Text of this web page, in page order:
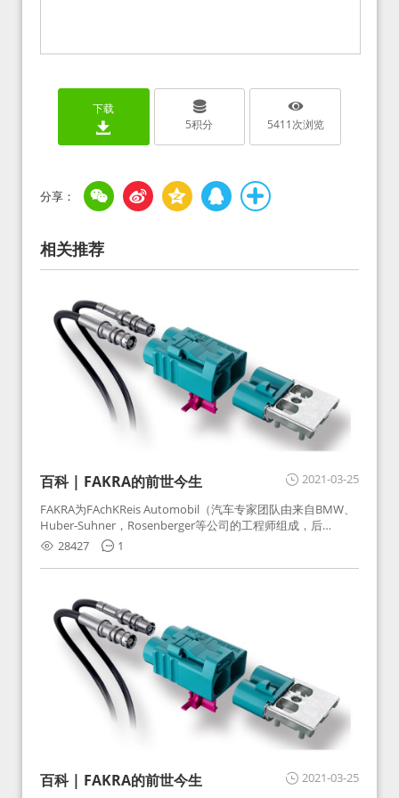
下载
5积分 5411次浏览
相关推荐
2021-03-25
百科 | FAKRA的前世今生
FAKRA为FAchKReis Automobil（汽车专家团队由来自BMW、
Huber-Suhner，Rosenberger等公司的工程师组成，后
Huber-Suhner相关连接器业务及技术在2010年并入
Rosenberger）缩写。起初为BMW需求用于车载收音机天线连
接，如今FAKRA已成为汽车行业通用标准的射频连接器，被业
28427 1
2021-03-25
百科 | FAKRA的前世今生